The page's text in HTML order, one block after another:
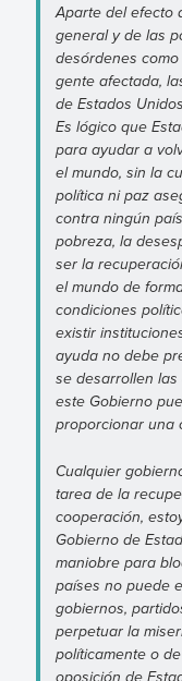
Aparte del efecto
general y de las
desórdenes
gente afectada,
de Estados
Es lógico que
para ayudar a
el mundo, sin la
política ni paz
contra ningún
pobreza, la
ser la
el mundo de
condiciones
existir
ayuda no debe
se desarrollen
este Gobierno
proporcionar una
Cualquier
tarea de la
cooperación,
Gobierno de
maniobre para
países no puede
gobiernos,
perpetuar la
políticamente o